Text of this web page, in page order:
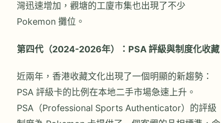
灣迅速增加，觀塘的工廈市集也出現了不少
Pokemon 攤位。
第四代（2024-2026年）：PSA 評級與制度化收藏
近兩年，香港收藏文化出現了一個明顯的新趨勢：
PSA 評級卡的比例在本地二手市場急速上升。
PSA（Professional Sports Authenticator）的評級